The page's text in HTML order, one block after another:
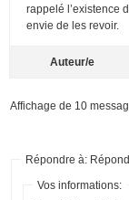
rappelé l’existence
envie de les revoir.
Auteur/e
Affichage de 10
Répondre à:
Vos informations: